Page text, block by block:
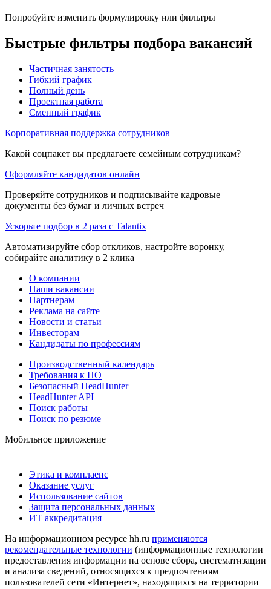
Попробуйте изменить формулировку или фильтры
Быстрые фильтры подбора вакансий
Частичная занятость
Гибкий график
Полный день
Проектная работа
Сменный график
Корпоративная поддержка сотрудников
Какой соцпакет вы предлагаете семейным сотрудникам?
Оформляйте кандидатов онлайн
Проверяйте сотрудников и подписывайте кадровые
документы без бумаг и личных встреч
Ускорьте подбор в 2 раза с Talantix
Автоматизируйте сбор откликов, настройте воронку,
собирайте аналитику в 2 клика
О компании
Наши вакансии
Партнерам
Реклама на сайте
Новости и статьи
Инвесторам
Кандидаты по профессиям
Производственный календарь
Требования к ПО
Безопасный HeadHunter
HeadHunter API
Поиск работы
Поиск по резюме
Мобильное приложение
Этика и комплаенс
Оказание услуг
Использование сайтов
Защита персональных данных
ИТ аккредитация
На информационном ресурсе hh.ru применяются
рекомендательные технологии (информационные технологии
предоставления информации на основе сбора, систематизации
и анализа сведений, относящихся к предпочтениям
пользователей сети «Интернет», находящихся на территории